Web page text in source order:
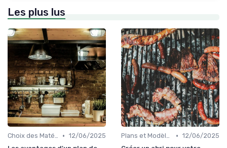
Les plus lus
Choix des Matériaux et du Design • 12/06/2025
Plans et Modèles de Cuisines Extérieures • 12/06/2025